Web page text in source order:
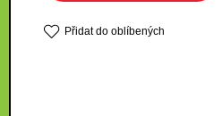
Přidat do oblíbených